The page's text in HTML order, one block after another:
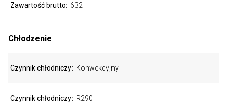
Zawartość brutto 632 l
Chłodzenie
Czynnik chłodniczy Konwekcyjny
Czynnik chłodniczy R290